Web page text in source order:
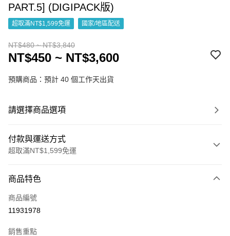
PART.5] (DIGIPACK版)
超取滿NT$1,599免運 國家/地區配送
NT$480 ~ NT$3,840
NT$450 ~ NT$3,600
預購商品：預計 40 個工作天出貨
請選擇商品選項
付款與運送方式
超取滿NT$1,599免運
信用卡一次付款
超商取貨付款
商品特色
商品編號
11931978
銷售重點